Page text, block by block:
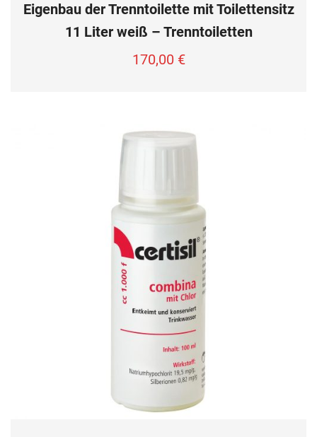
Eigenbau der Trenntoilette mit Toilettensitz
11 Liter weiß – Trenntoiletten
170,00 €